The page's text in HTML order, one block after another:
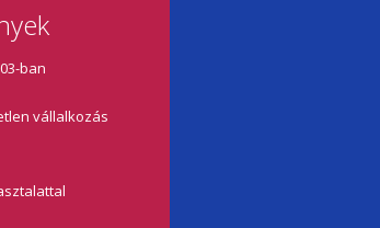
ban
vállalkozás